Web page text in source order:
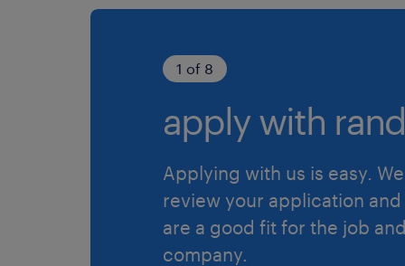
1 of 8
apply with
Applying with us is easy.
review your application and
are a good fit for the job
company.